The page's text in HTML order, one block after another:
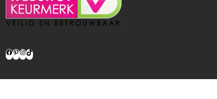
Facebook
Pinterest
Instagram
TikTok